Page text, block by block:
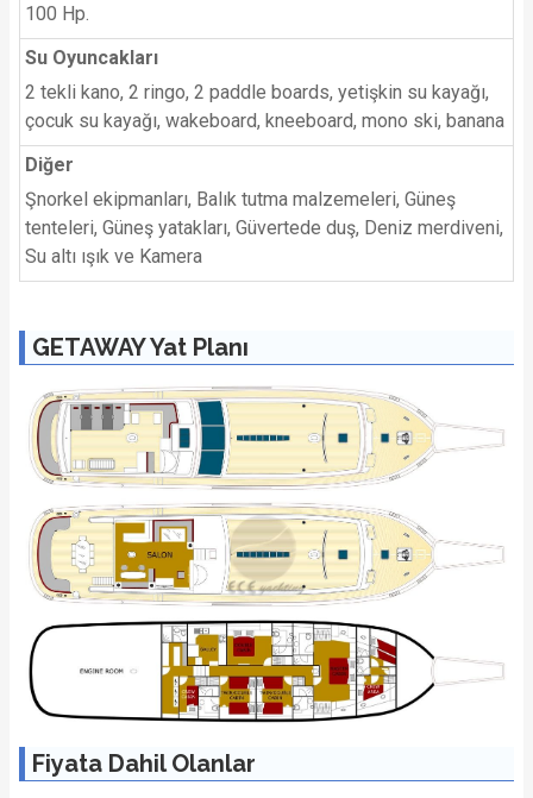
100 Hp.
Su Oyuncakları
2 tekli kano, 2 ringo, 2 paddle boards, yetişkin su kayağı,
çocuk su kayağı, wakeboard, kneeboard, mono ski, banana
Diğer
Şnorkel ekipmanları, Balık tutma malzemeleri, Güneş
tenteleri, Güneş yatakları, Güvertede duş, Deniz merdiveni,
Su altı ışık ve Kamera
GETAWAY Yat Planı
Fiyata Dahil Olanlar